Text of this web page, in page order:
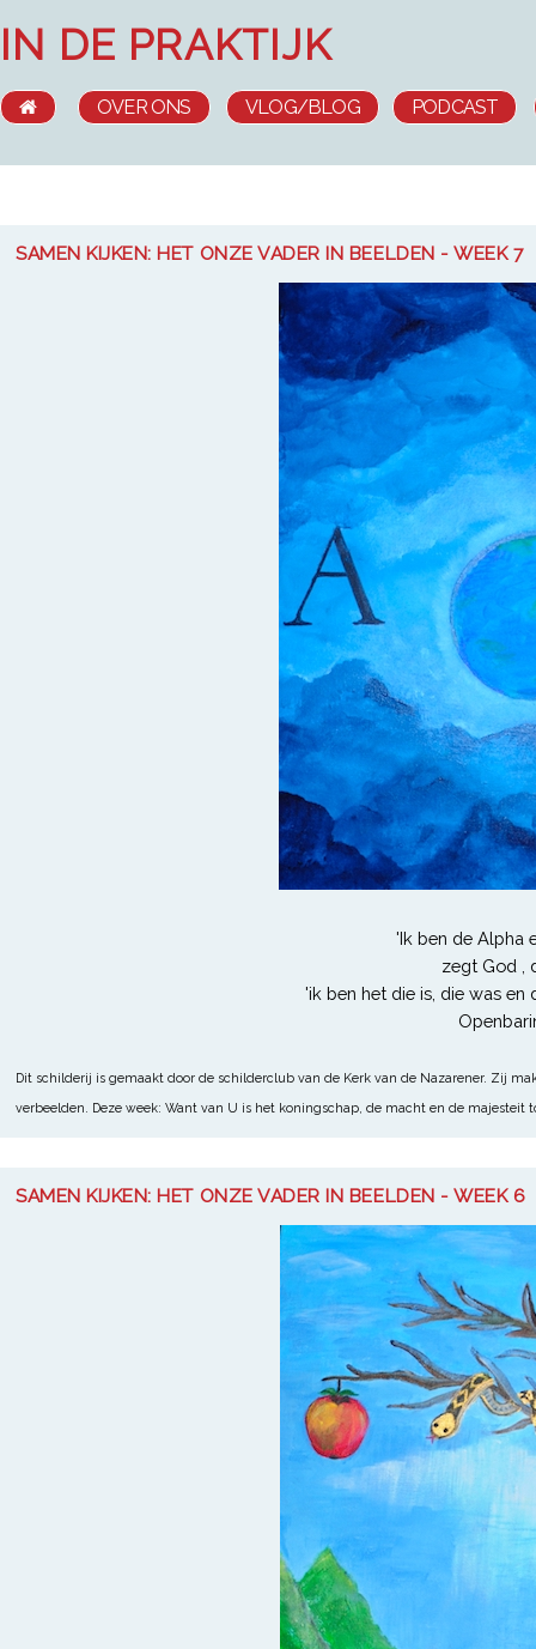
HOME
WAT WE DOEN
THUISOVER ONS VLOG/BLOG PODCAST
SAMEN KIJKEN: HET ONZE VADER IN BEELDEN - WEEK 7
'Ik ben de Alpha
zegt God ,
'ik ben het die is, die was en
Dit schilderij is gemaakt door de schilderclub van de Kerk van de Nazarener. Zij
verbeelden. Deze week: Want van U is het koningschap, de macht en de majesteit
SAMEN KIJKEN: HET ONZE VADER IN BEELDEN - WEEK 6